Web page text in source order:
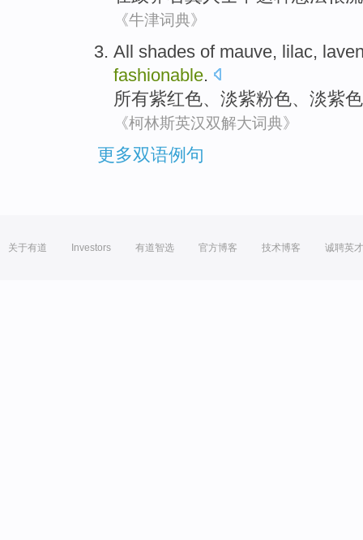
《牛津词典》
All shades of mauve, lilac,
fashionable.
所有紫红色、 淡紫粉色、 淡紫色
《柯林斯英汉双解大词典》
更多双语例句
关于有道 Investors 有道智选 官方博客 技术博客 诚聘英才